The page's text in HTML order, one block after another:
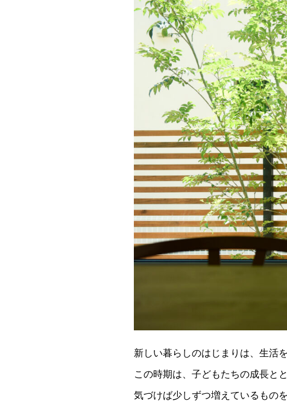
新しい暮らしのはじまりは、生活
この時期は、子どもたちの成長と
気づけば少しずつ増えているもの